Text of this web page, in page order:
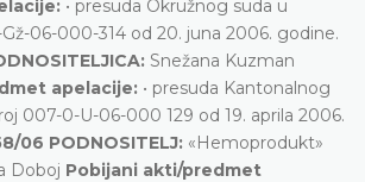
• presuda Okružnog suda u
06-000-314 od 20. juna 2006. godine.
Snežana Kuzman
apelacije: • presuda Kantonalnog
007-0-U-06-000 129 od 19. aprila 2006.
06 PODNOSITELJ: «Hemoprodukt»
Doboj Pobijani akti/predmet